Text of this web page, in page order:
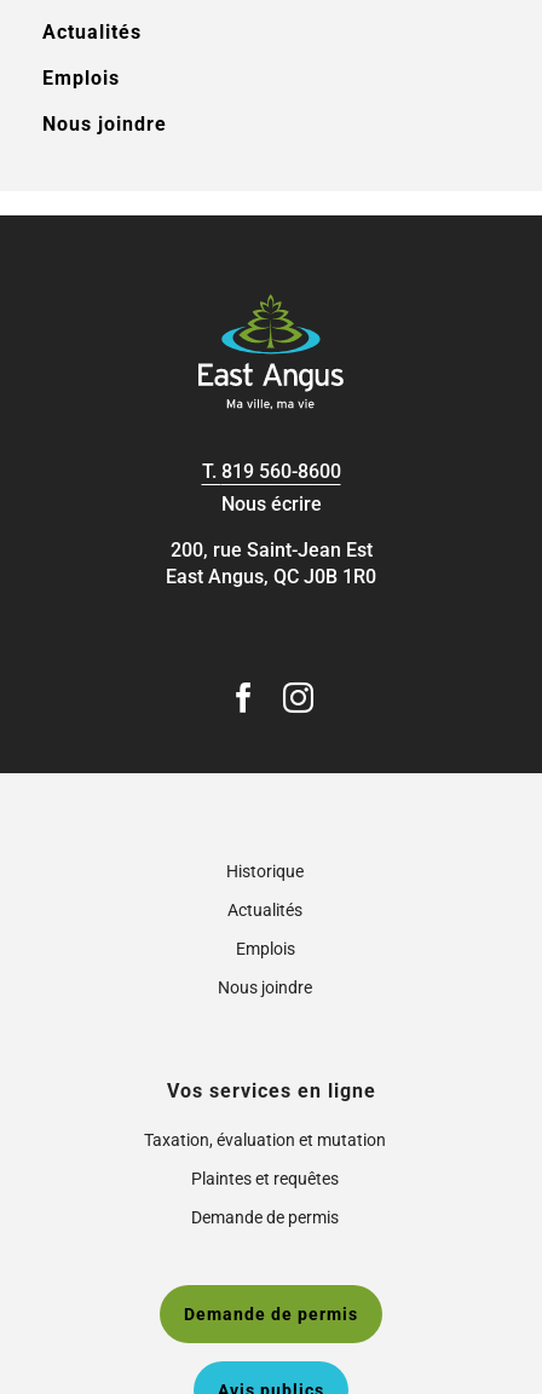
Actualités
Emplois
Nous joindre
T. 819 560-8600
Nous écrire
200, rue Saint-Jean Est
East Angus, QC J0B 1R0
Historique
Actualités
Emplois
Nous joindre
Vos services en ligne
Taxation, évaluation et mutation
Plaintes et requêtes
Demande de permis
Demande de permis